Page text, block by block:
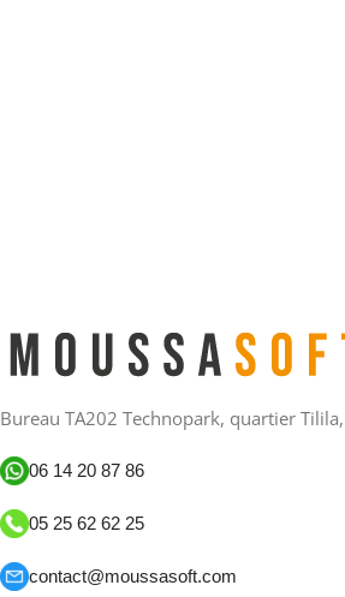
Bureau TA202 Technopark, quartier
06 14 20 87 86
05 25 62 62 25
contact@moussasoft.com